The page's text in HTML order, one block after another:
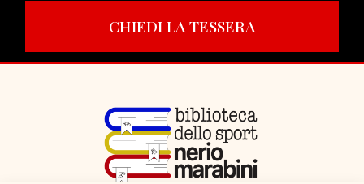
CHIEDI LA TESSERA